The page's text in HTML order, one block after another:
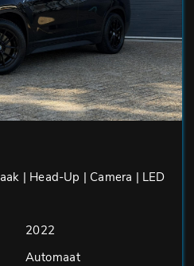
| Head-Up | Camera | LED
2022
Automaat